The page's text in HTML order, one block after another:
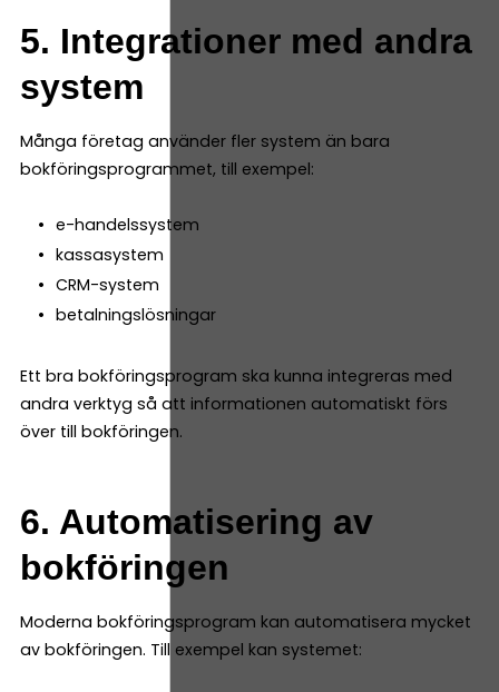
5. Integrationer med andra
system
Många företag använder fler system än bara
bokföringsprogrammet, till exempel:
e-handelssystem
kassasystem
CRM-system
betalningslösningar
Ett bra bokföringsprogram ska kunna integreras med
andra verktyg så att informationen automatiskt förs
över till bokföringen.
6. Automatisering av
bokföringen
Moderna bokföringsprogram kan automatisera mycket
av bokföringen. Till exempel kan systemet: